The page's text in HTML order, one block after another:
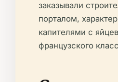
заказывали
порталом,
капителями с
французского